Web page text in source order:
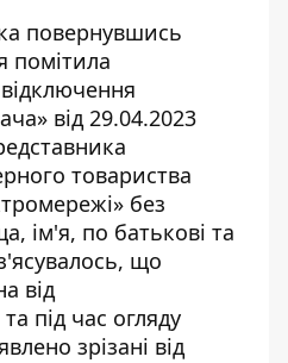
повернувшись
помітила
від 29.04.2023
товариства
без
ім'я, по батькові та
що
від
та під час огляду
зрізані від